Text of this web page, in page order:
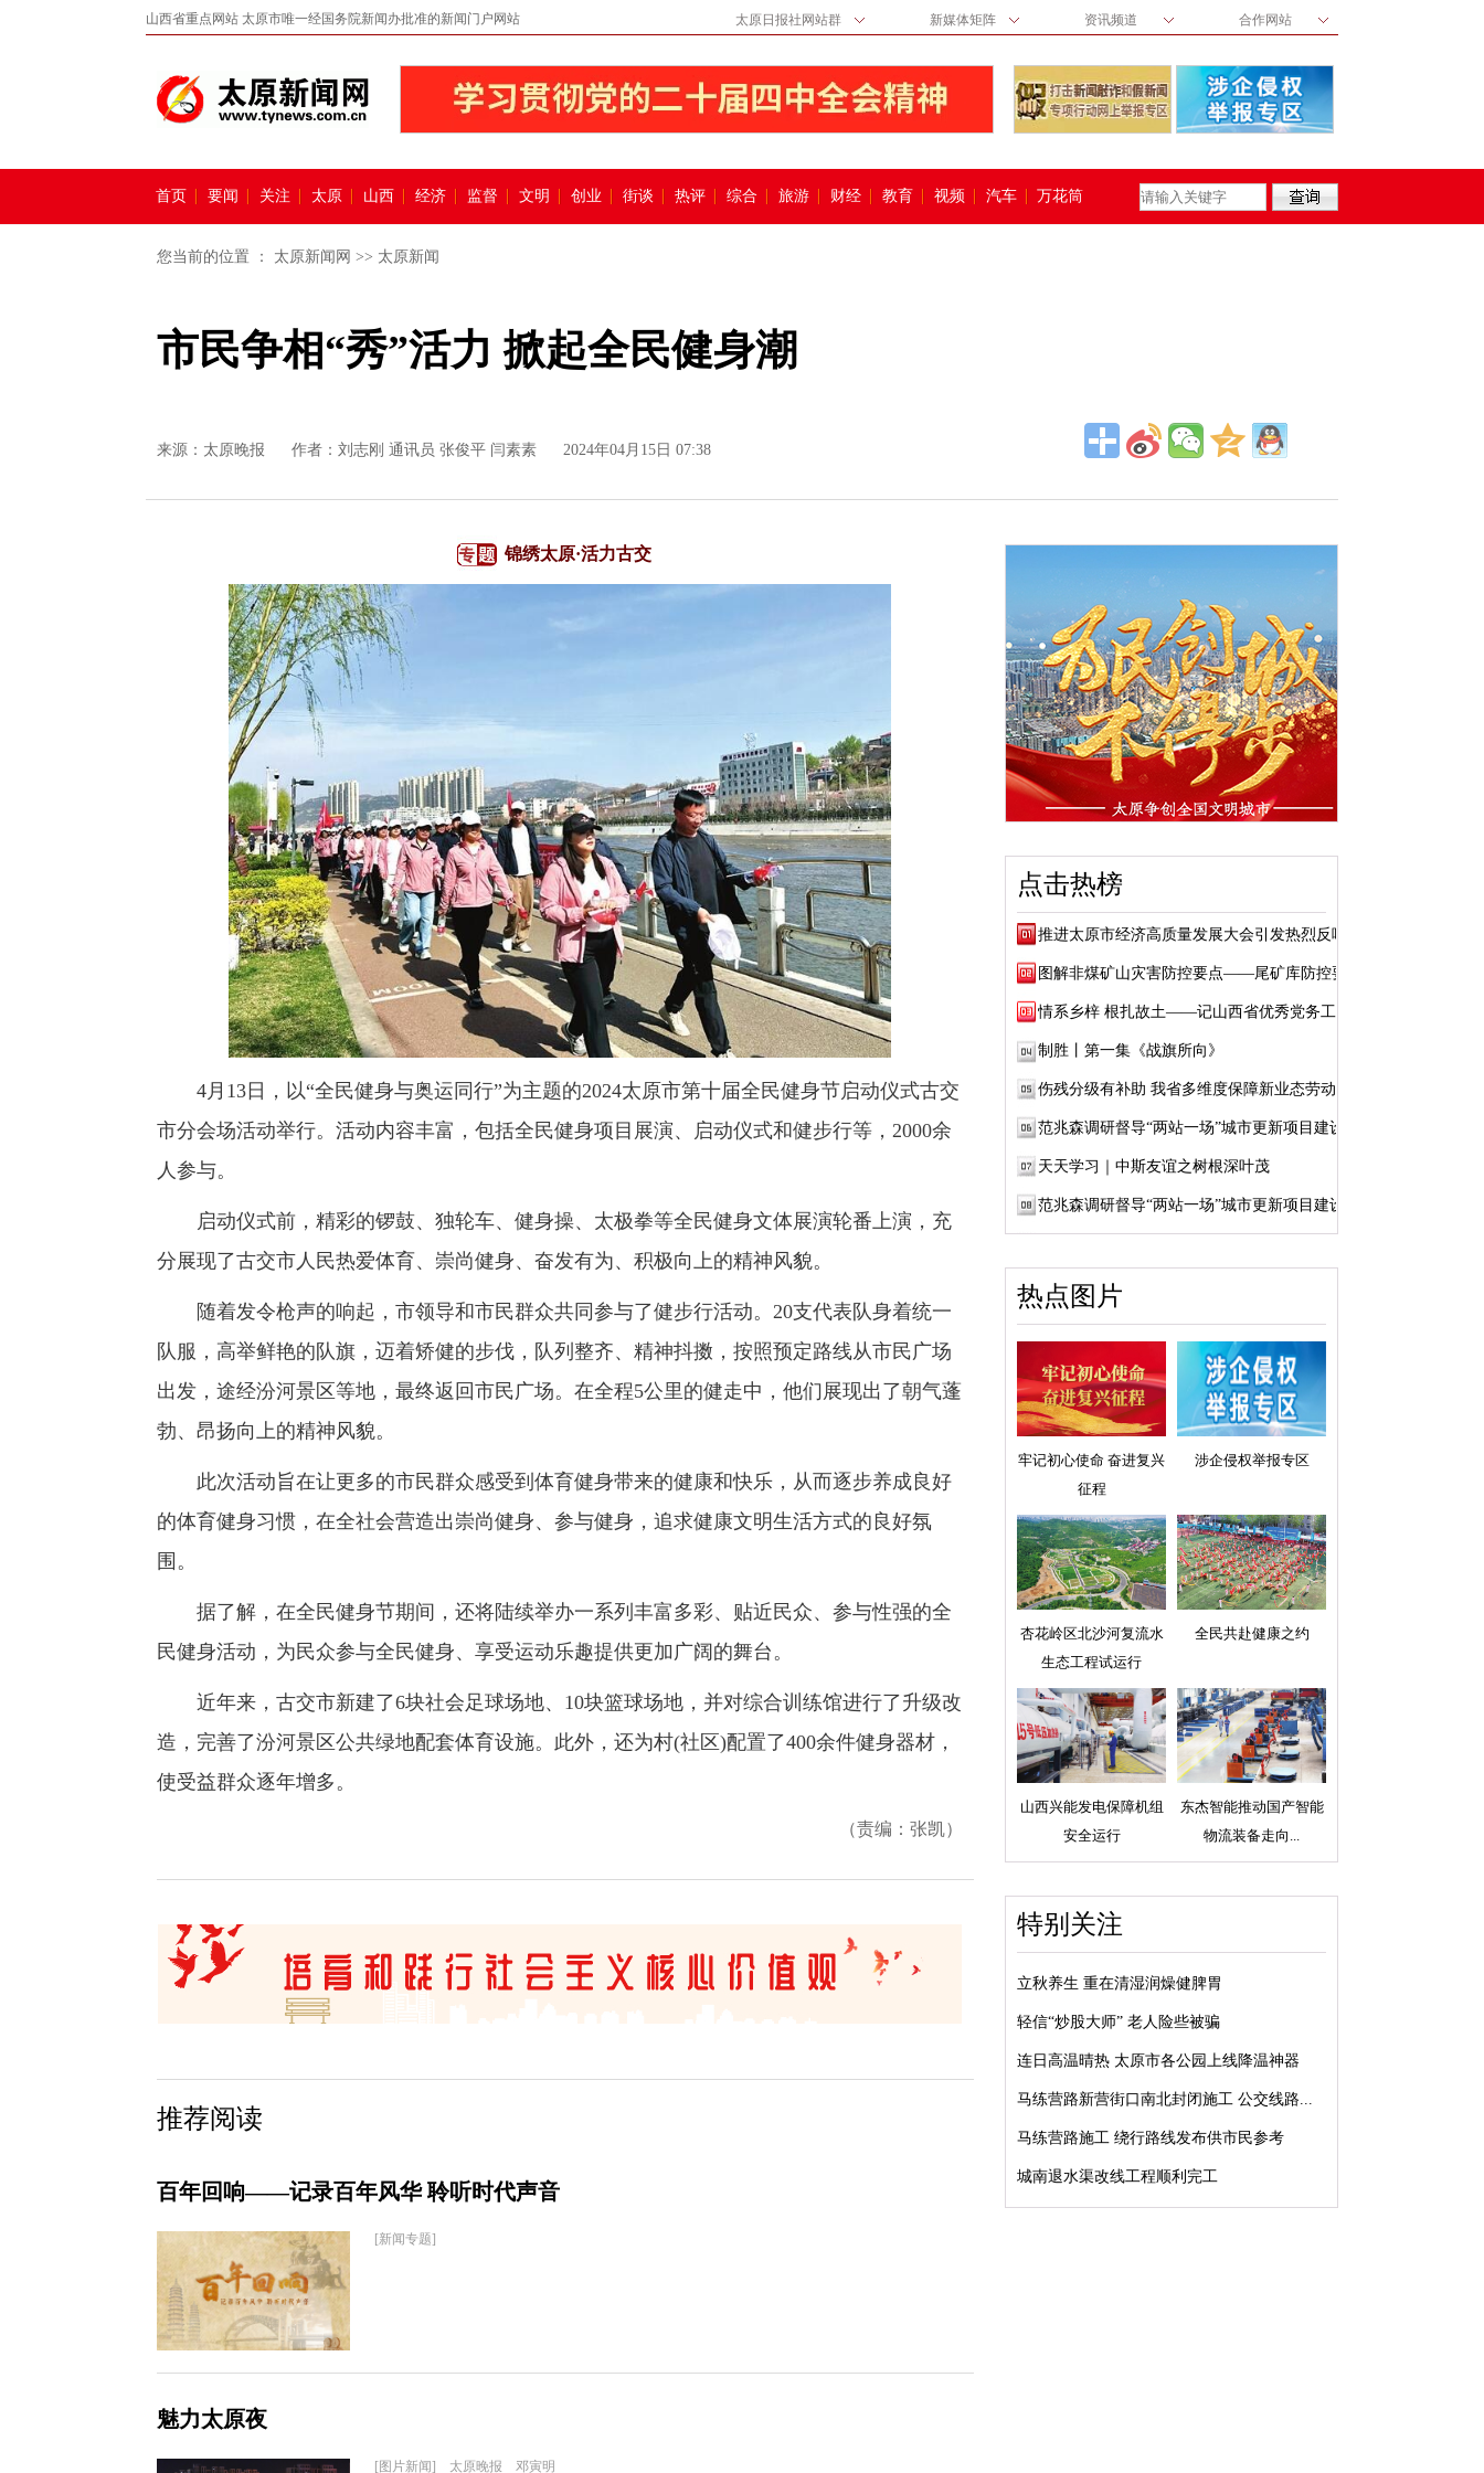
山西省重点网站 太原市唯一经国务院新闻办批准的新闻门户网站 太原日报社网站群 新媒体矩阵 资讯频道 合作网站
首页 要闻 关注 太原 山西 经济 监督 文明 创业 街谈 热评 综合 旅游 财经 教育 视频 汽车 万花筒
您当前的位置 ： 太原新闻网 >> 太原新闻
市民争相“秀”活力 掀起全民健身潮
来源： 太原晚报 作者：刘志刚 通讯员 张俊平 闫素素 2024年04月15日 07:38
锦绣太原·活力古交
4月13日，以“全民健身与奥运同行”为主题的2024太原市第十届全民健身节启动仪式古交
市分会场活动举行。活动内容丰富，包括全民健身项目展演、启动仪式和健步行等，2000余
人参与。
启动仪式前，精彩的锣鼓、独轮车、健身操、太极拳等全民健身文体展演轮番上演，充
分展现了古交市人民热爱体育、崇尚健身、奋发有为、积极向上的精神风貌。
随着发令枪声的响起，市领导和市民群众共同参与了健步行活动。20支代表队身着统一
队服，高举鲜艳的队旗，迈着矫健的步伐，队列整齐、精神抖擞，按照预定路线从市民广场
出发，途经汾河景区等地，最终返回市民广场。在全程5公里的健走中，他们展现出了朝气蓬
勃、昂扬向上的精神风貌。
此次活动旨在让更多的市民群众感受到体育健身带来的健康和快乐，从而逐步养成良好
的体育健身习惯，在全社会营造出崇尚健身、参与健身，追求健康文明生活方式的良好氛
围。
据了解，在全民健身节期间，还将陆续举办一系列丰富多彩、贴近民众、参与性强的全
民健身活动，为民众参与全民健身、享受运动乐趣提供更加广阔的舞台。
近年来，古交市新建了6块社会足球场地、10块篮球场地，并对综合训练馆进行了升级改
造，完善了汾河景区公共绿地配套体育设施。此外，还为村(社区)配置了400余件健身器材，
使受益群众逐年增多。
（责编：张凯）
推荐阅读
百年回响——记录百年风华 聆听时代声音
[新闻专题]
魅力太原夜
[图片新闻] 太原晚报 邓寅明
点击热榜
推进太原市经济高质量发展大会引发热烈反响
图解非煤矿山灾害防控要点——尾矿库防控要点
情系乡梓 根扎故土——记山西省优秀党务工作...
制胜丨第一集《战旗所向》
伤残分级有补助 我省多维度保障新业态劳动者...
范兆森调研督导“两站一场”城市更新项目建设
天天学习｜中斯友谊之树根深叶茂
范兆森调研督导“两站一场”城市更新项目建设
热点图片
牢记初心使命 奋进复兴
征程
涉企侵权举报专区
杏花岭区北沙河复流水
生态工程试运行
全民共赴健康之约
山西兴能发电保障机组
安全运行
东杰智能推动国产智能
物流装备走向...
特别关注
立秋养生 重在清湿润燥健脾胃
轻信“炒股大师” 老人险些被骗
连日高温晴热 太原市各公园上线降温神器
马练营路新营街口南北封闭施工 公交线路...
马练营路施工 绕行路线发布供市民参考
城南退水渠改线工程顺利完工